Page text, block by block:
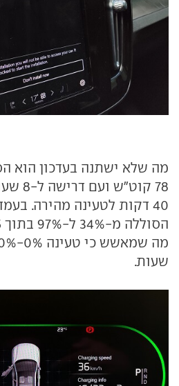
מה שלא ישתנה בעדכון הוא
78
40 דקות לטעינה מהירה.
שעות.